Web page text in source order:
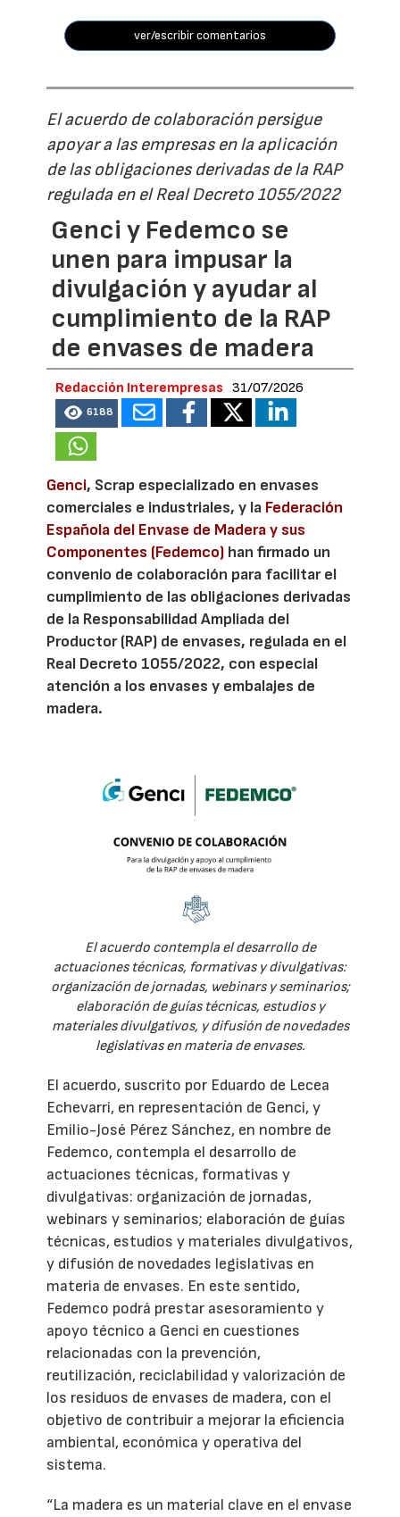
ver/escribir comentarios
El acuerdo de colaboración persigue
apoyar a las empresas en la aplicación
de las obligaciones derivadas de la RAP
regulada en el Real Decreto 1055/2022
Genci y Fedemco se
unen para impusar la
divulgación y ayudar al
cumplimiento de la RAP
de envases de madera
Redacción Interempresas 31/07/2026
6188
Genci, Scrap especializado en envases
comerciales e industriales, y la Federación
Española del Envase de Madera y sus
Componentes (Fedemco) han firmado un
convenio de colaboración para facilitar el
cumplimiento de las obligaciones derivadas
de la Responsabilidad Ampliada del
Productor (RAP) de envases, regulada en el
Real Decreto 1055/2022, con especial
atención a los envases y embalajes de
madera.
El acuerdo contempla el desarrollo de
actuaciones técnicas, formativas y divulgativas:
organización de jornadas, webinars y seminarios;
elaboración de guías técnicas, estudios y
materiales divulgativos, y difusión de novedades
legislativas en materia de envases.
El acuerdo, suscrito por Eduardo de Lecea
Echevarri, en representación de Genci, y
Emilio-José Pérez Sánchez, en nombre de
Fedemco, contempla el desarrollo de
actuaciones técnicas, formativas y
divulgativas: organización de jornadas,
webinars y seminarios; elaboración de guías
técnicas, estudios y materiales divulgativos,
y difusión de novedades legislativas en
materia de envases. En este sentido,
Fedemco podrá prestar asesoramiento y
apoyo técnico a Genci en cuestiones
relacionadas con la prevención,
reutilización, reciclabilidad y valorización de
los residuos de envases de madera, con el
objetivo de contribuir a mejorar la eficiencia
ambiental, económica y operativa del
sistema.
“La madera es un material clave en el envase